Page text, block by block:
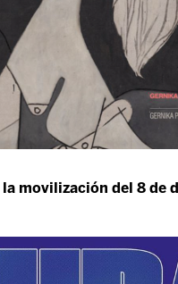
la movilización del 8 de